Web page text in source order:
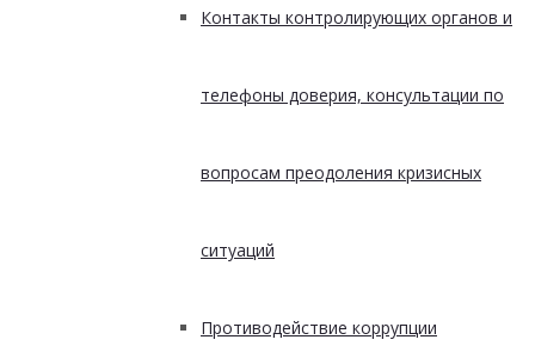
Контакты контролирующих органов и
телефоны доверия, консультации по
вопросам преодоления кризисных
ситуаций
Противодействие коррупции